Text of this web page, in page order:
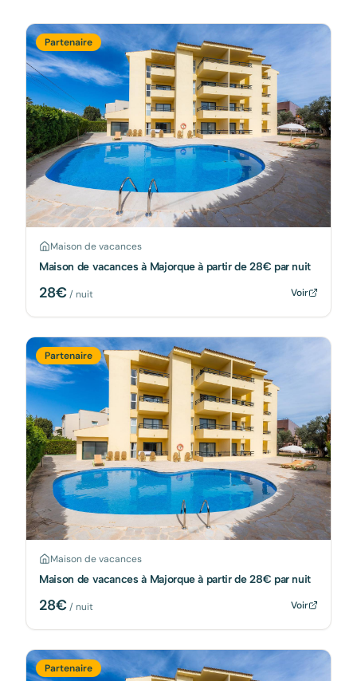
Partenaire
Maison de vacances
Maison de vacances à Majorque à partir de 28€ par nuit
28€/ nuit Voir
Partenaire
Maison de vacances
Maison de vacances à Majorque à partir de 28€ par nuit
28€/ nuit Voir
Partenaire